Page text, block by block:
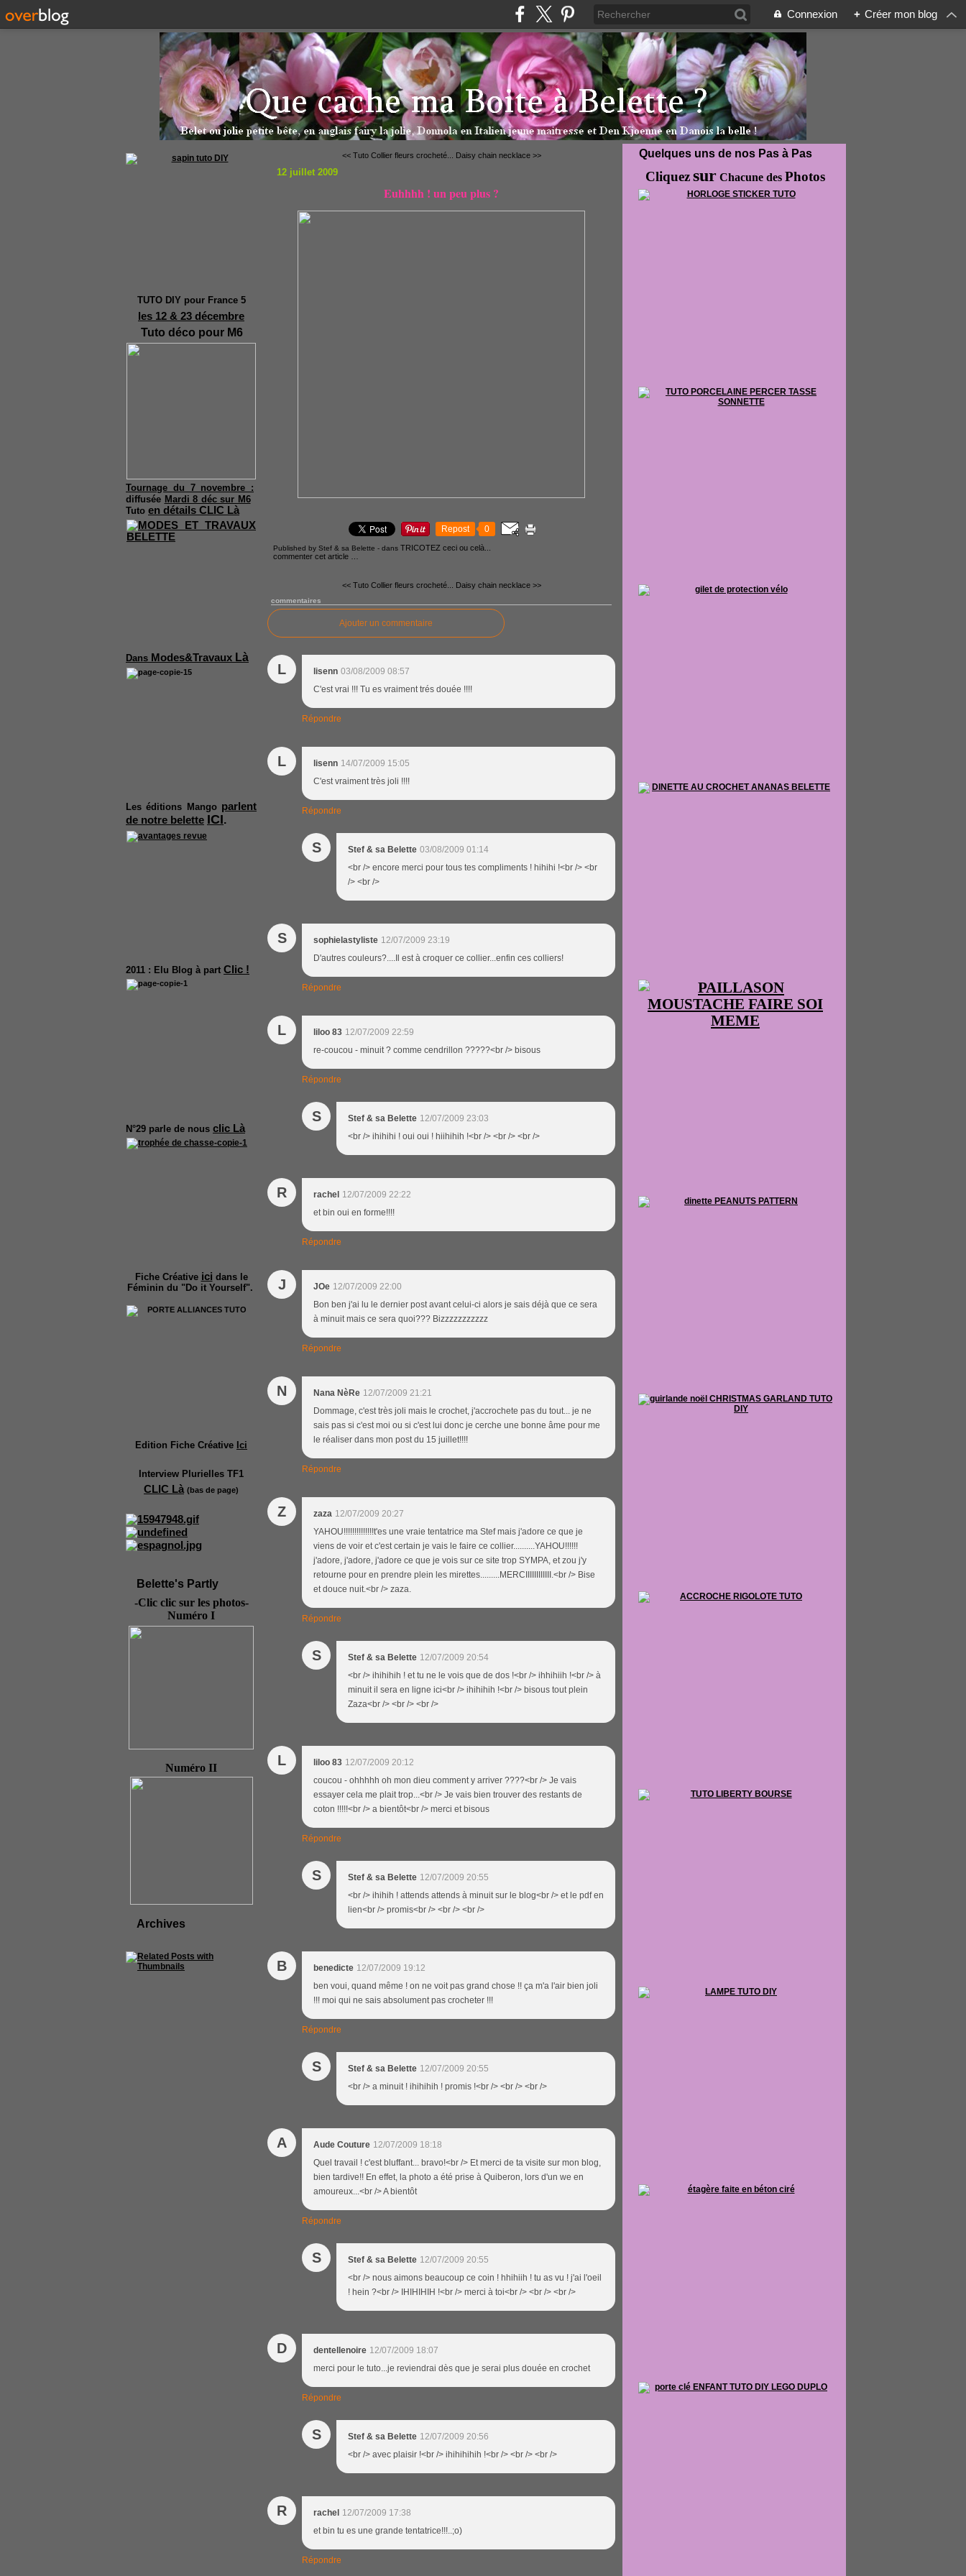
Connexion + Créer mon blog
TUTO DIY pour France 5
les 12 & 23 décembre
Tuto déco pour M6
Tournage du 7 novembre :
diffusée Mardi 8 déc sur M6
Tuto en détails CLIC Là
Dans Modes&Travaux Là
Leséditions Mango parlent
de notre belette ICI.
2011 : Elu Blog à part Clic !
N°29 parle de nous clic Là
Fiche Créative ici dans le
Féminin du "Do it Yourself".
Edition Fiche Créative Ici
Interview Plurielles TF1
CLIC Là (bas de page)
Belette's Partly
-Clic clic sur les photos-
Numéro I
Numéro II
Archives
<< Tuto Collier fleurs crocheté... Daisy chain necklace >>
12 juillet 2009
Euhhhh ! un peu plus ?
Repost 0
Published by Stef & sa Belette - dans TRICOTEZ ceci ou celà...
commenter cet article
<< Tuto Collier fleurs crocheté... Daisy chain necklace >>
commentaires
Ajouter un commentaire
L lisenn 03/08/2009 08:57
C'est vrai !!! Tu es vraiment trés douée !!!!
Répondre
L lisenn 14/07/2009 15:05
C'est vraiment très joli !!!!
Répondre
S Stef & sa Belette 03/08/2009 01:14
<br /> encore merci pour tous tes compliments ! hihihi !<br /> <br
/> <br />
S sophielastyliste 12/07/2009 23:19
D'autres couleurs?....Il est à croquer ce collier...enfin ces colliers!
Répondre
L liloo 83 12/07/2009 22:59
re-coucou - minuit ? comme cendrillon ?????<br /> bisous
Répondre
S Stef & sa Belette 12/07/2009 23:03
<br /> ihihihi ! oui oui ! hiihihih !<br /> <br /> <br />
R rachel 12/07/2009 22:22
et bin oui en forme!!!!
Répondre
J JOe 12/07/2009 22:00
Bon ben j'ai lu le dernier post avant celui-ci alors je sais déjà que ce sera
à minuit mais ce sera quoi??? Bizzzzzzzzzzz
Répondre
N Nana NèRe 12/07/2009 21:21
Dommage, c'est très joli mais le crochet, j'accrochete pas du tout... je ne
sais pas si c'est moi ou si c'est lui donc je cerche une bonne âme pour me
le réaliser dans mon post du 15 juillet!!!!
Répondre
Z zaza 12/07/2009 20:27
YAHOU!!!!!!!!!!!!!!t'es une vraie tentatrice ma Stef mais j'adore ce que je
viens de voir et c'est certain je vais le faire ce collier..........YAHOU!!!!!!
j'adore, j'adore, j'adore ce que je vois sur ce site trop SYMPA, et zou j'y
retourne pour en prendre plein les mirettes.........MERCIIIIIIIIIIII.<br /> Bise
et douce nuit.<br /> zaza.
Répondre
S Stef & sa Belette 12/07/2009 20:54
<br /> ihihihih ! et tu ne le vois que de dos !<br /> ihhihiih !<br /> à
minuit il sera en ligne ici<br /> ihihihih !<br /> bisous tout plein
Zaza<br /> <br /> <br />
L liloo 83 12/07/2009 20:12
coucou - ohhhhh oh mon dieu comment y arriver ????<br /> Je vais
essayer cela me plait trop...<br /> Je vais bien trouver des restants de
coton !!!!!<br /> a bientôt<br /> merci et bisous
Répondre
S Stef & sa Belette 12/07/2009 20:55
<br /> ihihih ! attends attends à minuit sur le blog<br /> et le pdf en
lien<br /> promis<br /> <br /> <br />
B benedicte 12/07/2009 19:12
ben voui, quand même ! on ne voit pas grand chose !! ça m'a l'air bien joli
!!! moi qui ne sais absolument pas crocheter !!!
Répondre
S Stef & sa Belette 12/07/2009 20:55
<br /> a minuit ! ihihihih ! promis !<br /> <br /> <br />
A Aude Couture 12/07/2009 18:18
Quel travail ! c'est bluffant... bravo!<br /> Et merci de ta visite sur mon blog,
bien tardive!! En effet, la photo a été prise à Quiberon, lors d'un we en
amoureux...<br /> A bientôt
Répondre
S Stef & sa Belette 12/07/2009 20:55
<br /> nous aimons beaucoup ce coin ! hhihiih ! tu as vu ! j'ai l'oeil
! hein ?<br /> IHIHIHIH !<br /> merci à toi<br /> <br /> <br />
D dentellenoire 12/07/2009 18:07
merci pour le tuto...je reviendrai dès que je serai plus douée en crochet
Répondre
S Stef & sa Belette 12/07/2009 20:56
<br /> avec plaisir !<br /> ihihihihih !<br /> <br /> <br />
R rachel 12/07/2009 17:38
et bin tu es une grande tentatrice!!!..;o)
Répondre
Quelques uns de nos Pas à Pas
Cliquezsur Chacune des Photos